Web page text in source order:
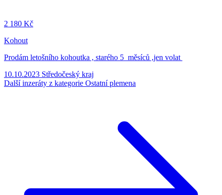
2 180 Kč
Kohout
Prodám letošního kohoutka , starého 5 měsíců ,jen volat
10.10.2023 Středočeský kraj
Další inzeráty z kategorie Ostatní plemena